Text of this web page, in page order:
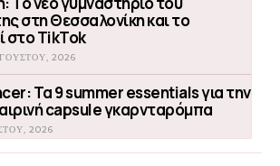
στη Θεσσαλονίκη και το
στο TikTok
2026
Τα 9 summer essentials για την
capsule γκαρνταρόμπα
2026